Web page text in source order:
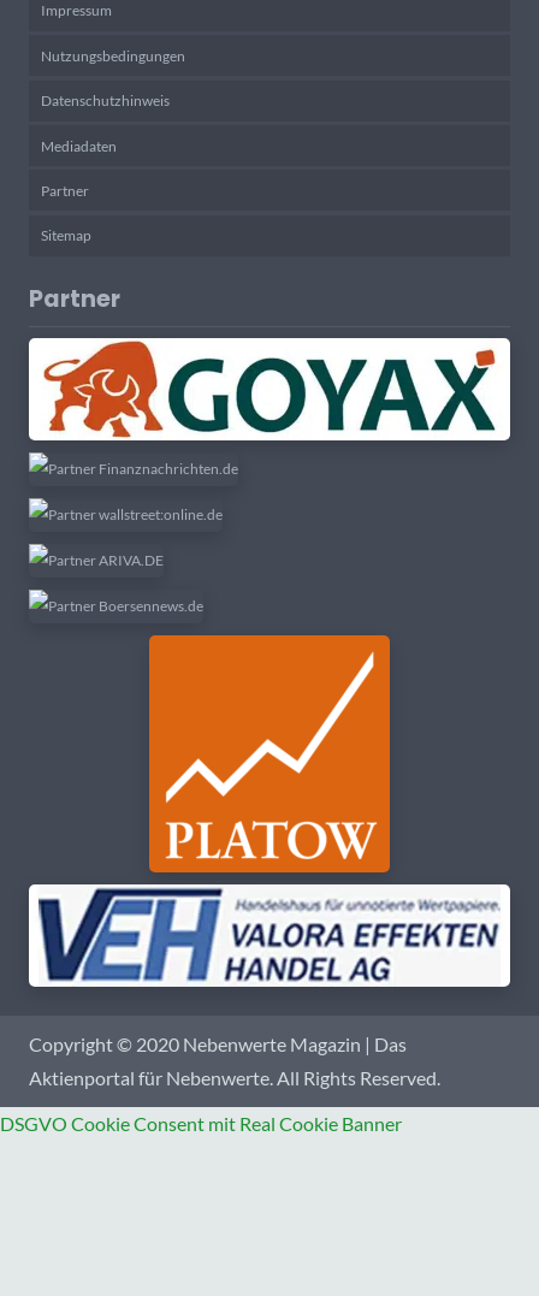
Impressum
Nutzungsbedingungen
Datenschutzhinweis
Mediadaten
Partner
Sitemap
Partner
Copyright © 2020 Nebenwerte Magazin | Das
Aktienportal für Nebenwerte. All Rights Reserved.
DSGVO Cookie Consent mit Real Cookie Banner